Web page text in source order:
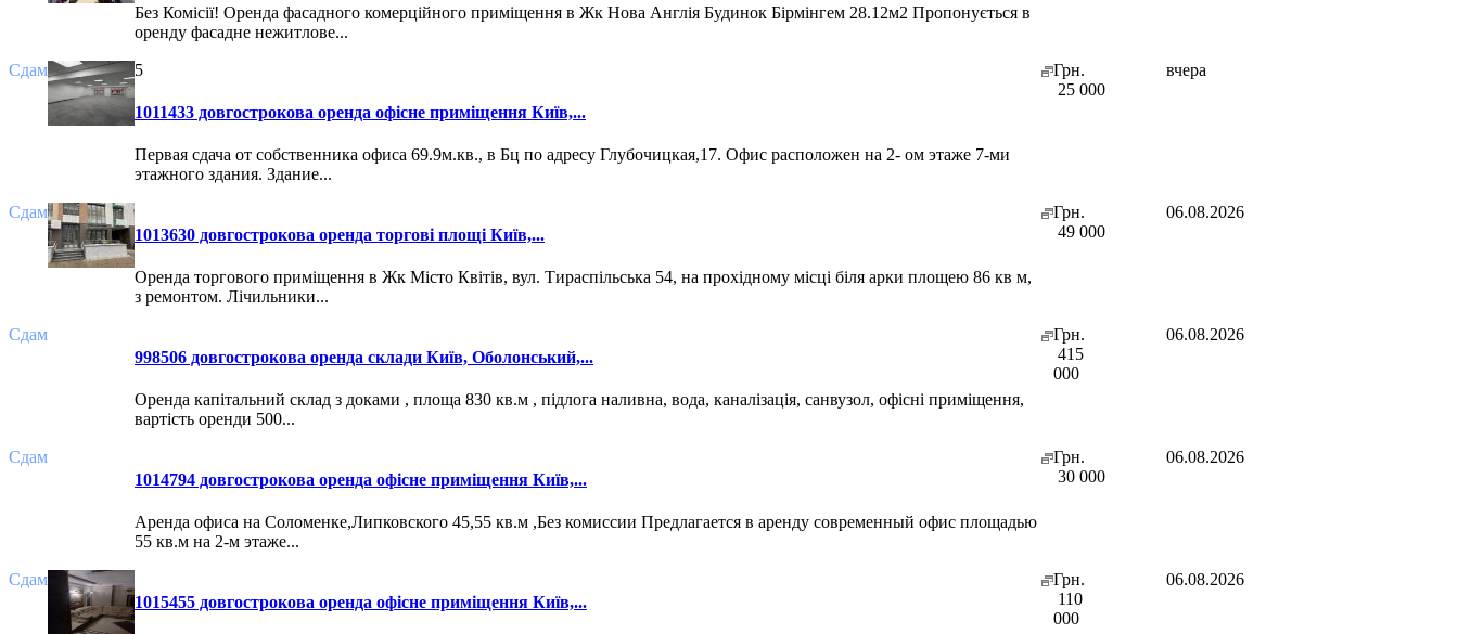
Без Комісії! Оренда фасадного комерційного приміщення в Жк Нова Англія Будинок Бірмінгем 28.12м2 Пропонується в
оренду фасадне нежитлове...
Сдам 5
1011433 довгострокова оренда офісне приміщення Київ,...
Первая сдача от собственника офиса 69.9м.кв., в Бц по адресу Глубочицкая,17. Офис расположен на 2- ом этаже 7-ми
этажного здания. Здание...
Грн.
25 000
вчера
Сдам
1013630 довгострокова оренда торгові площі Київ,...
Оренда торгового приміщення в Жк Місто Квітів, вул. Тираспільська 54, на прохідному місці біля арки площею 86 кв м,
з ремонтом. Лічильники...
Грн.
49 000
06.08.2026
Сдам
998506 довгострокова оренда склади Київ, Оболонський,...
Оренда капітальний склад з доками , площа 830 кв.м , підлога наливна, вода, каналізація, санвузол, офісні приміщення,
вартість оренди 500...
Грн.
415
000
06.08.2026
Сдам
1014794 довгострокова оренда офісне приміщення Київ,...
Аренда офиса на Соломенке,Липковского 45,55 кв.м ,Без комиссии Предлагается в аренду современный офис площадью
55 кв.м на 2-м этаже...
Грн.
30 000
06.08.2026
Сдам
1015455 довгострокова оренда офісне приміщення Київ,...
Грн.
110
000
06.08.2026